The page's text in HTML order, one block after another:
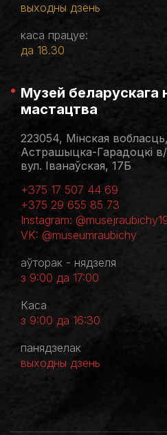
выходны дзень
каса працуе:
да 18.30
Музей беларускага
мастацтва
223054, Мінская
Астрашыцка-Гарадоцкі
вул. Іванаўская, 17Б
+375 17 507 44 69
+375 29 655 85 73
Instagram:
VK: @museumraubichy
аўторак - нядзеля
з 9:00 да 17:00
Каса
з 9:00 да 16:30
панядзелак
выходны дзень